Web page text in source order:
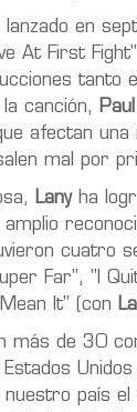
en
At First
tanto
canción,
Paul
afectan una
mal por
Lanyha
cuatro
Far", "I
It" (con
más de 30
Unidos
país el